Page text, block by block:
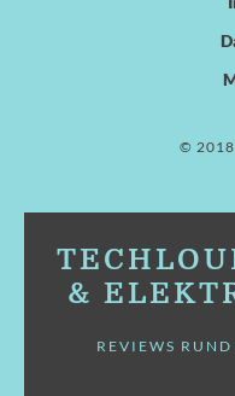
© 2018
&
REVIEWS